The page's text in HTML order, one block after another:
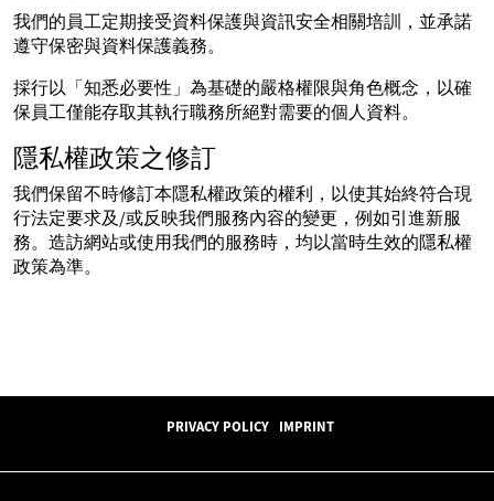
我們的員工定期接受資料保護與資訊安全相關培訓，並承諾
遵守保密與資料保護義務。
採行以「知悉必要性」為基礎的嚴格權限與角色概念，以確
保員工僅能存取其執行職務所絕對需要的個人資料。
隱私權政策之修訂
我們保留不時修訂本隱私權政策的權利，以使其始終符合現
行法定要求及/或反映我們服務內容的變更，例如引進新服
務。造訪網站或使用我們的服務時，均以當時生效的隱私權
政策為準。
PRIVACY POLICY IMPRINT